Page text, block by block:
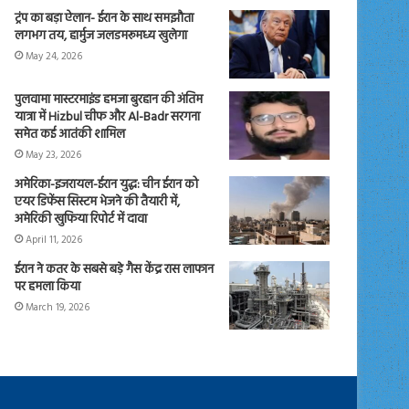
ट्रंप का बड़ा ऐलान- ईरान के साथ समझौता
लगभग तय, हार्मुज जलडमरूमध्य खुलेगा
May 24, 2026
पुलवामा मास्टरमाइंड हमजा बुरहान की अंतिम
यात्रा में Hizbul चीफ और Al-Badr सरगना
समेत कई आतंकी शामिल
May 23, 2026
अमेरिका-इजरायल-ईरान युद्ध: चीन ईरान को
एयर डिफेंस सिस्टम भेजने की तैयारी में,
अमेरिकी खुफिया रिपोर्ट में दावा
April 11, 2026
ईरान ने कतर के सबसे बड़े गैस केंद्र रास लाफान
पर हमला किया
March 19, 2026